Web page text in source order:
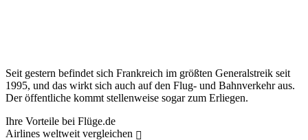
Seit gestern befindet sich Frankreich im größten Generalstreik seit
1995, und das wirkt sich auch auf den Flug- und Bahnverkehr aus.
Der öffentliche kommt stellenweise sogar zum Erliegen.
Ihre Vorteile bei Flüge.de
Airlines weltweit vergleichen